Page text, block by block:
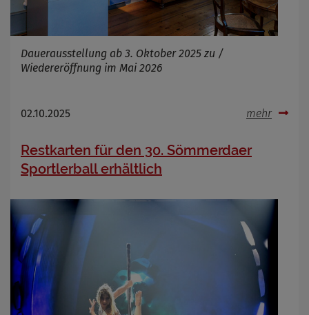
Dauerausstellung ab 3. Oktober 2025 zu /
Wiedereröffnung im Mai 2026
02.10.2025 mehr
Restkarten für den 30. Sömmerdaer
Sportlerball erhältlich